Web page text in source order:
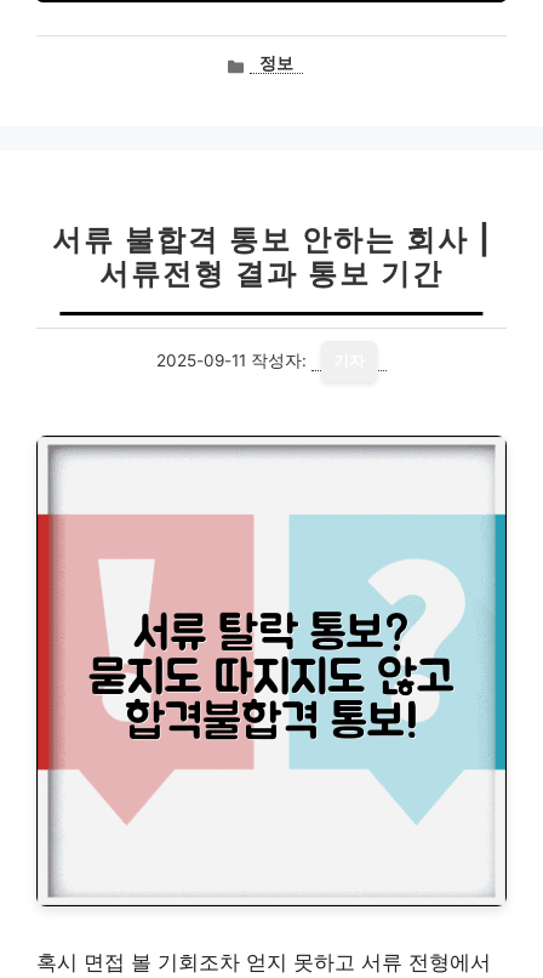
카정보
서류 불합격 통보 안하는 회사 |
서류전형 결과 통보 기간
2025-09-11 작성자:
혹시 면접 볼 기회조차 얻지 못하고 서류 전형에서